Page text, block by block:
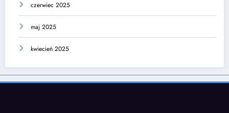
czerwiec 2025
maj 2025
kwiecień 2025